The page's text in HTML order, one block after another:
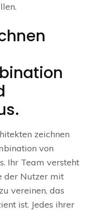
zeichnen
von
Ihr Team versteht
der Nutzer mit
vereinen, das
ist. Jedes ihrer